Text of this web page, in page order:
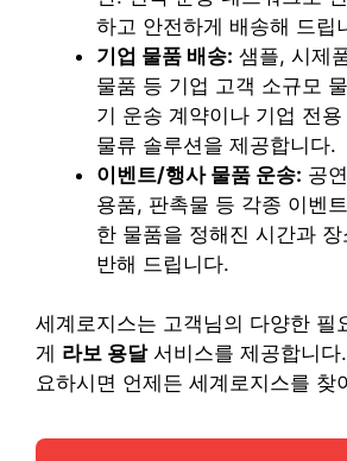
하고 안전하게 배송해 드립
기업 물품 배송: 샘플, 시제
물품 등 기업 고객 소규모
기 운송 계약이나 기업 전
물류 솔루션을 제공합니다.
이벤트/행사 물품 운송: 공
용품, 판촉물 등 각종 이벤
한 물품을 정해진 시간과
반해 드립니다.
세계로지스는 고객님의 다양한 필
게 라보 용달서비스를 제공합니다
요하시면 언제든 세계로지스를 찾